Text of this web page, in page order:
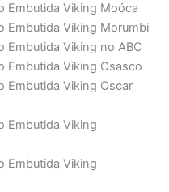
Embutida Viking Moóca
Embutida Viking Morumbi
Embutida Viking no ABC
Embutida Viking Osasco
Embutida Viking Oscar
Embutida Viking
Embutida Viking